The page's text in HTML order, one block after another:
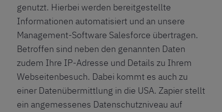
genutzt. Hierbei werden bereitgestellte
Informationen automatisiert und an unsere
Management-Software Salesforce übertragen.
Betroffen sind neben den genannten Daten
zudem Ihre IP-Adresse und Details zu Ihrem
Webseitenbesuch. Dabei kommt es auch zu
einer Datenübermittlung in die USA. Zapier stellt
ein angemessenes Datenschutzniveau auf